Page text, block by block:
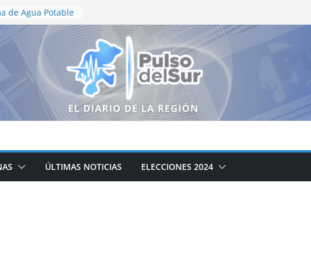
de Agua Potable
de
atención a la red
de
la calle Adolfo
Tabasco
relaciones
México y Perú
oro para
verano “Manitas
de Justicia
ÚLTIMAS NOTICIAS ELECCIONES 2024